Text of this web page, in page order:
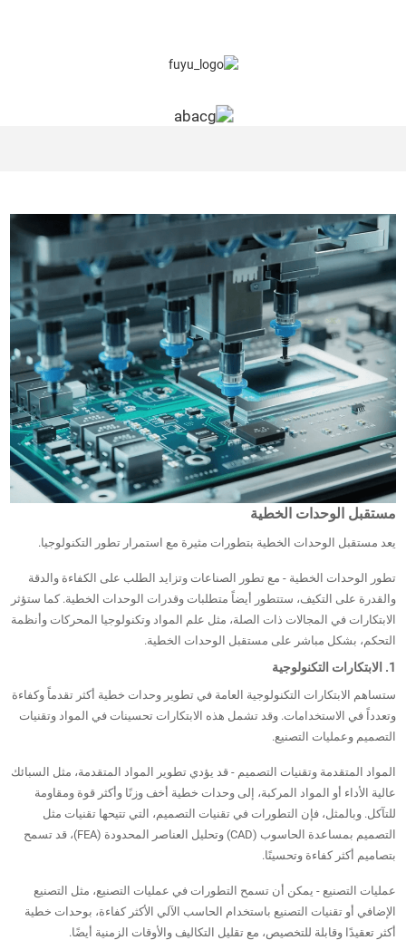
مستقبل الوحدات الخطية
يعد مستقبل الوحدات الخطية بتطورات مثيرة مع استمرار تطور التكنولوجيا.
تطور الوحدات الخطية - مع تطور الصناعات وتزايد الطلب على الكفاءة والدقة
والقدرة على التكيف، ستتطور أيضاً متطلبات وقدرات الوحدات الخطية. كما ستؤثر
الابتكارات في المجالات ذات الصلة، مثل علم المواد وتكنولوجيا المحركات وأنظمة
التحكم، بشكل مباشر على مستقبل الوحدات الخطية.
1. الابتكارات التكنولوجية
ستساهم الابتكارات التكنولوجية العامة في تطوير وحدات خطية أكثر تقدماً وكفاءة
وتعدداً في الاستخدامات. وقد تشمل هذه الابتكارات تحسينات في المواد وتقنيات
التصميم وعمليات التصنيع.
المواد المتقدمة وتقنيات التصميم - قد يؤدي تطوير المواد المتقدمة، مثل السبائك
عالية الأداء أو المواد المركبة، إلى وحدات خطية أخف وزنًا وأكثر قوة ومقاومة
للتآكل. وبالمثل، فإن التطورات في تقنيات التصميم، التي تتيحها تقنيات مثل
التصميم بمساعدة الحاسوب (CAD) وتحليل العناصر المحدودة (FEA)، قد تسمح
بتصاميم أكثر كفاءة وتحسينًا.
عمليات التصنيع - يمكن أن تسمح التطورات في عمليات التصنيع، مثل التصنيع
الإضافي أو تقنيات التصنيع باستخدام الحاسب الآلي الأكثر كفاءة، بوحدات خطية
أكثر تعقيدًا وقابلة للتخصيص، مع تقليل التكاليف والأوقات الزمنية أيضًا.